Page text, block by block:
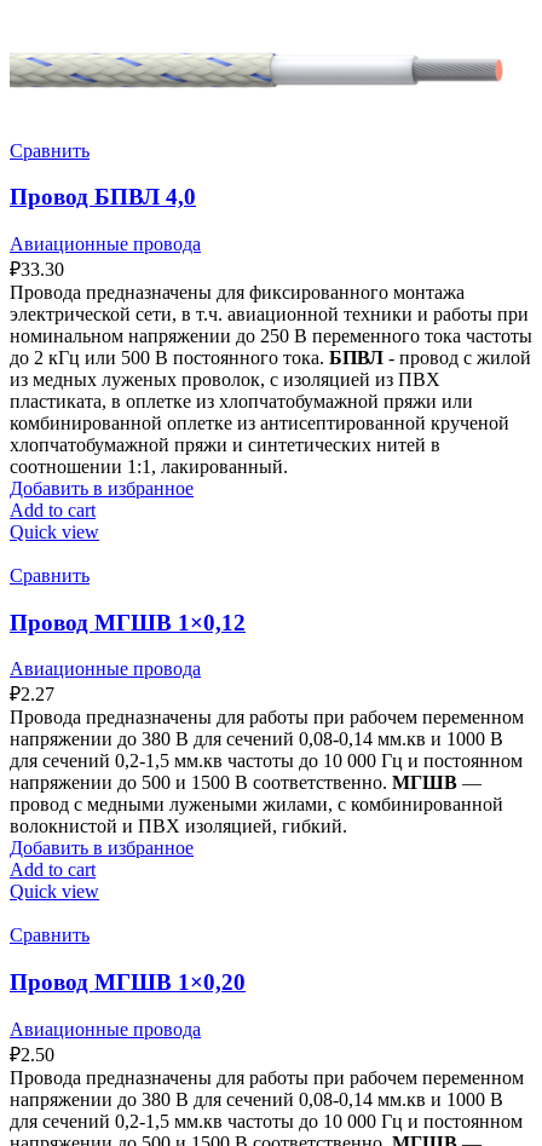
Сравнить
Провод БПВЛ 4,0
Авиационные провода
₽33.30
Провода предназначены для фиксированного монтажа
электрической сети, в т.ч. авиационной техники и работы при
номинальном напряжении до 250 В переменного тока частоты
до 2 кГц или 500 В постоянного тока. БПВЛ - провод с жилой
из медных луженых проволок, с изоляцией из ПВХ
пластиката, в оплетке из хлопчатобумажной пряжи или
комбинированной оплетке из антисептированной крученой
хлопчатобумажной пряжи и синтетических нитей в
соотношении 1:1, лакированный.
Добавить в избранное
Add to cart
Quick view
Сравнить
Провод МГШВ 1×0,12
Авиационные провода
₽2.27
Провода предназначены для работы при рабочем переменном
напряжении до 380 В для сечений 0,08-0,14 мм.кв и 1000 В
для сечений 0,2-1,5 мм.кв частоты до 10 000 Гц и постоянном
напряжении до 500 и 1500 В соответственно. МГШВ —
провод с медными лужеными жилами, с комбинированной
волокнистой и ПВХ изоляцией, гибкий.
Добавить в избранное
Add to cart
Quick view
Сравнить
Провод МГШВ 1×0,20
Авиационные провода
₽2.50
Провода предназначены для работы при рабочем переменном
напряжении до 380 В для сечений 0,08-0,14 мм.кв и 1000 В
для сечений 0,2-1,5 мм.кв частоты до 10 000 Гц и постоянном